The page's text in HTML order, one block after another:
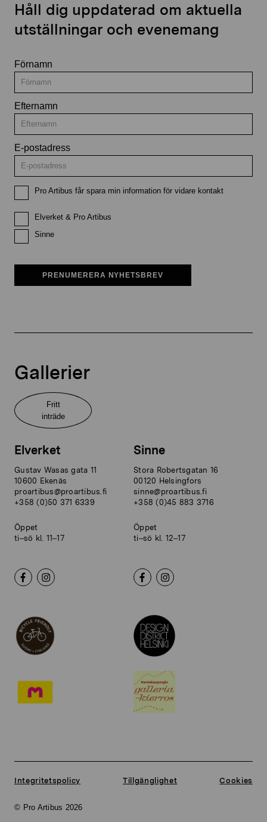
Håll dig uppdaterad om aktuella
utställningar och evenemang
Förnamn
Efternamn
E-postadress
Pro Artibus får spara min information för vidare kontakt
Elverket & Pro Artibus
Sinne
PRENUMERERA NYHETSBREV
Gallerier
Fritt
inträde
Elverket
Gustav Wasas gata 11
10600 Ekenäs
proartibus@proartibus.fi
+358 (0)50 371 6339
Öppet
ti–sö kl. 11–17
Sinne
Stora Robertsgatan 16
00120 Helsingfors
sinne@proartibus.fi
+358 (0)45 883 3716
Öppet
ti–sö kl. 12–17
© Pro Artibus 2026
Integritetspolicy Tillgänglighet Cookies